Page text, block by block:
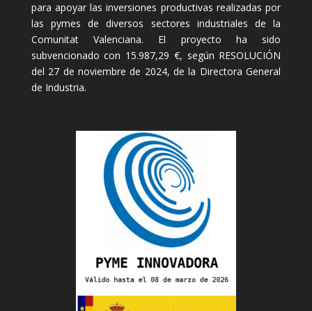
para apoyar las inversiones productivas realizadas por
las pymes de diversos sectores industriales de la
Comunitat Valenciana. El proyecto ha sido
subvencionado con 15.987,29 €, según RESOLUCIÓN
del 27 de noviembre de 2024, de la Directora General
de Industria.